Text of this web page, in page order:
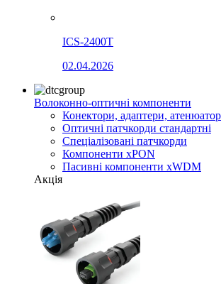
ICS-2400T
02.04.2026
Волоконно-оптичні компоненти
Конектори, адаптери,
Оптичні патчкорди стандартні
Спеціалізовані патчкорди
Компоненти xPON
Пасивні компоненти xWDM
Акція